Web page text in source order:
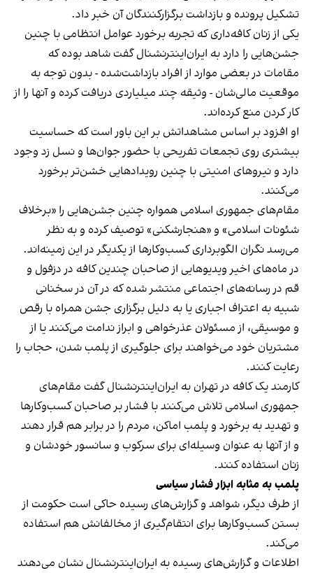
تشکیل پرونده و بازداشت برگزارکنندگان آن خبر داد.
یکی از زنان کافه‌داری که تجربه برخورد عوامل انتظامی با چنین
جشن‌هایی را دارد به ایران‌اینترنشنال گفت شاهد بوده که
مقامات در بعضی موارد از افراد بازداشت‌‌شده - بدون توجه به
موقعیت مالی‌شان - وثیقه چند میلیاردی دریافت کرده و آنها را از
کار کردن منع کرده‌اند.
او افزود بر اساس مشاهداتش بر این باور است که حساسیت
بیشتری روی تجمعات تفریحی با حضور جوان‌ها و نسل زد وجود
دارد و نیروهای امنیتی با چنین رویدادهایی خشن‌تر برخورد
می‌کنند.
مقام‌های جمهوری اسلامی همواره چنین جشن‌هایی را «برخلاف
شئونات اسلامی» و «هنجارشکنی» توصیف کرده و به نظر
می‌رسد نگران الگوبرداری کسب‌وکارها از یکدیگر در این زمینه‌اند.
در ماه‌های اخیر ویدیوهایی از صاحبان چندین کافه در دزفول و
قم در رسانه‌های اجتماعی منتشر شده که در آن در سخنانی
شبیه به اعتراف اجباری یا به دلیل برگزاری جشن همراه با رقص
و موسیقی، از مسئولان عذرخواهی و ابراز ندامت می‌کنند یا از
مشتریان خود می‌خواهند برای جلوگیری از پلمب شدن، حجاب را
رعایت کنند.
کارمند یک کافه در تهران به ایران‌اینترنشنال گفت مقام‌های
جمهوری اسلامی تلاش می‌کنند با فشار بر صاحبان کسب‌وکارها
و تهدید به برخورد و پلمب اماکن، مردم را در برابر هم قرار دهند
و از آنها به عنوان وسیله‌ای برای سرکوب و سانسور خودشان و
زنان استفاده کنند.
پلمب به مثابه ابزار فشار سیاسی
از طرف دیگر، شواهد و گزارش‌های رسیده حاکی است حکومت از
بستن کسب‌وکارها برای انتقام‌گیری از مخالفانش هم استفاده
می‌کند.
اطلاعات و گزارش‌های رسیده به ایران‌اینترنشنال نشان می‌دهند